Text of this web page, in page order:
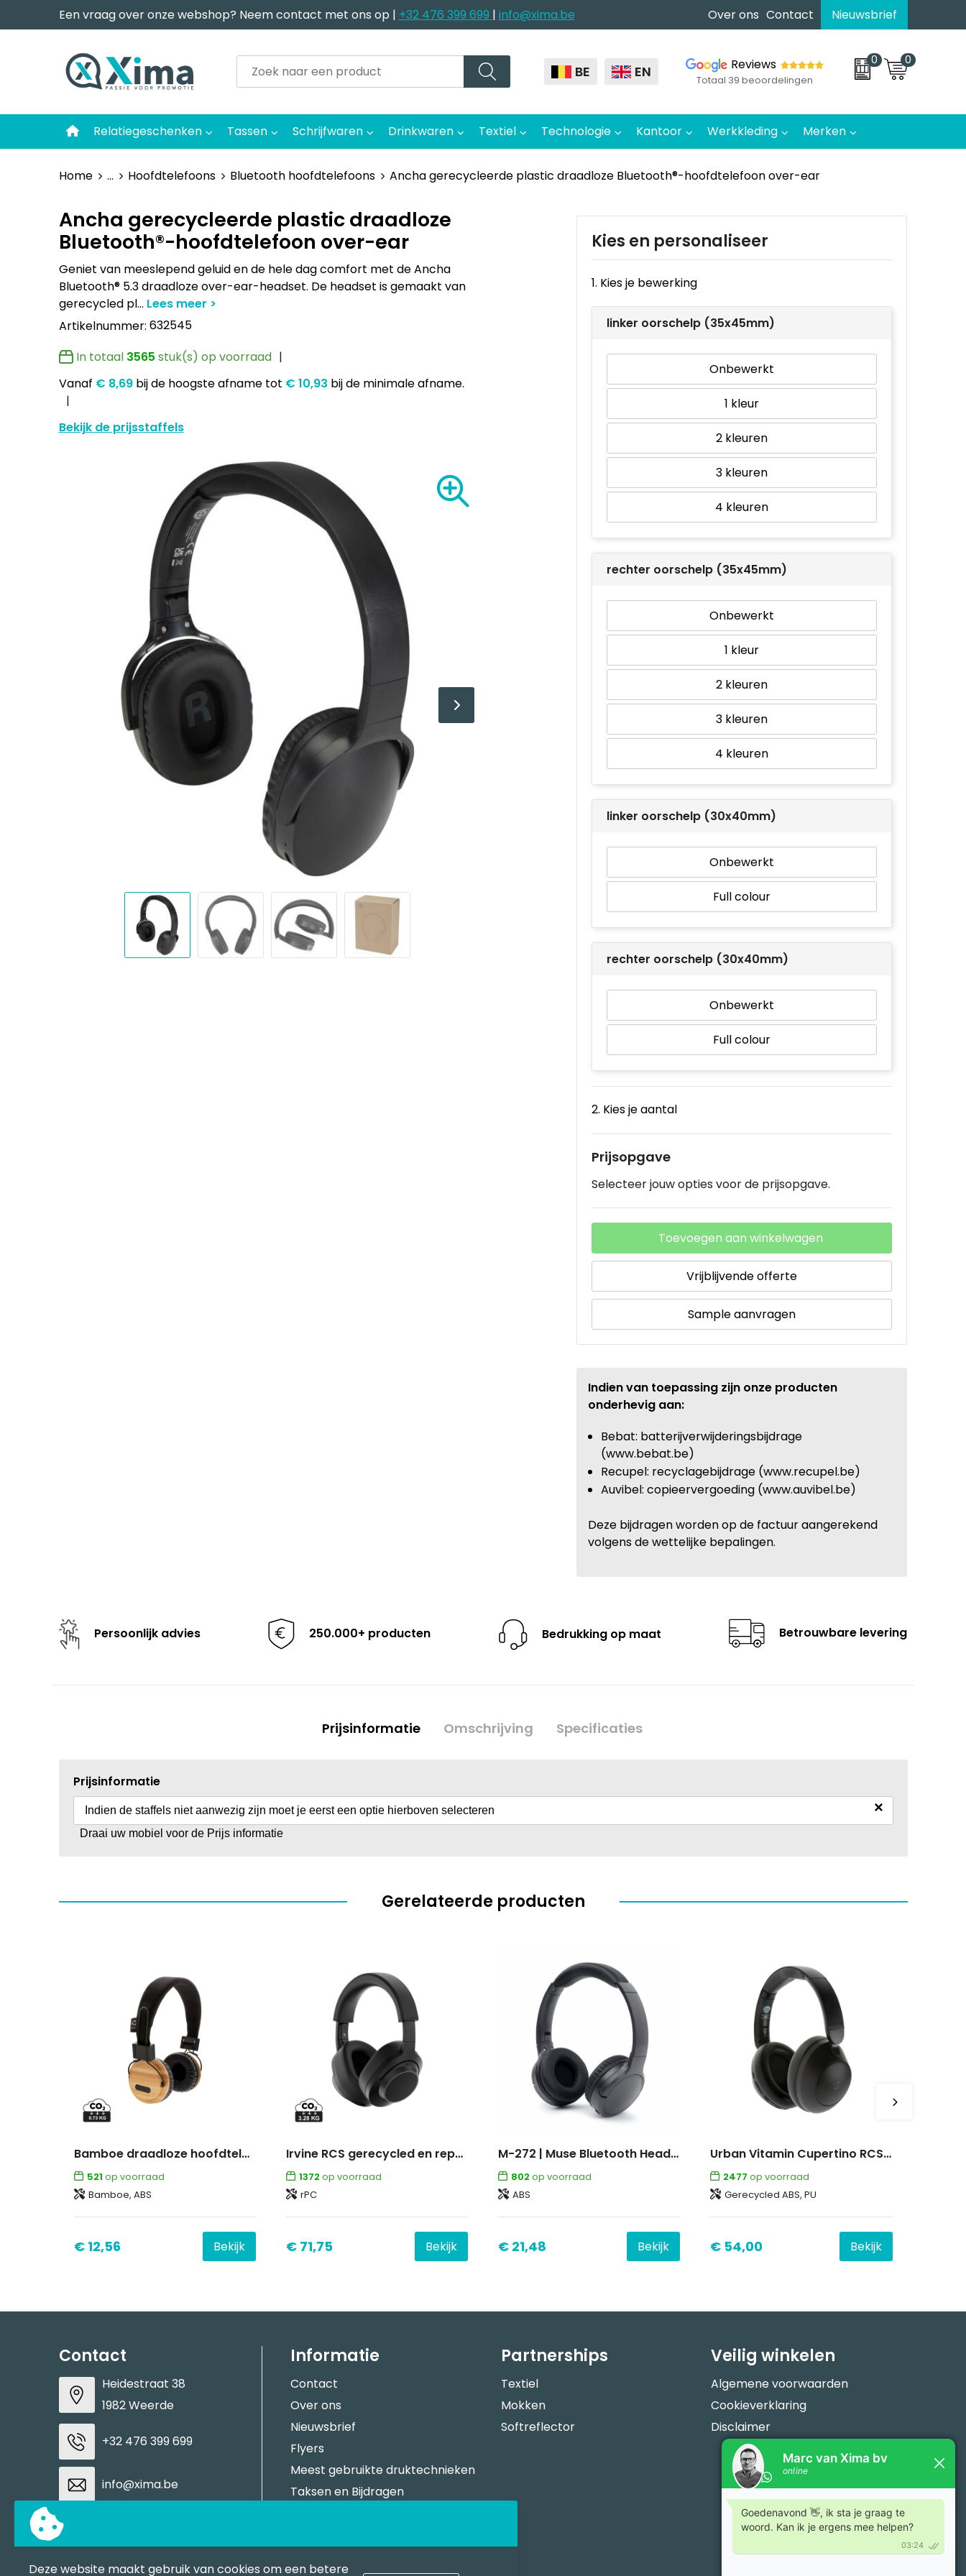
Een vraag over onze webshop? Neem contact met ons op | +32 476 399 699 | info@xima.be Over ons Contact Nieuwsbrief
BE EN Reviews
Totaal 39 beoordelingen
0 0
Relatiegeschenken Tassen Schrijfwaren Drinkwaren Textiel Technologie Kantoor Werkkleding Merken
Home ... Hoofdtelefoons Bluetooth hoofdtelefoons Ancha gerecycleerde plastic draadloze Bluetooth®-hoofdtelefoon over-ear
Ancha gerecycleerde plastic draadloze
Bluetooth®-hoofdtelefoon over-ear
Geniet van meeslepend geluid en de hele dag comfort met de Ancha
Bluetooth® 5.3 draadloze over-ear-headset. De headset is gemaakt van
gerecycled pl...
Artikelnummer: 632545
In totaal 3565 stuk(s) op voorraad
Vanaf € 8,69 bij de hoogste afnametot € 10,93 bij de minimale afname.
Bekijk de prijsstaffels
Kies en personaliseer
1. Kies je bewerking
linker oorschelp (35x45mm)
Onbewerkt
1
2
3
4
rechter oorschelp (35x45mm)
Onbewerkt
1
2
3
4
linker oorschelp (30x40mm)
Onbewerkt
Full colour
rechter oorschelp (30x40mm)
Onbewerkt
Full colour
2. Kies je aantal
Prijsopgave
Selecteer jouw opties voor de prijsopgave.
Toevoegen aan winkelwagen
Vrijblijvende offerte
Sample aanvragen
Indien van toepassing zijn onze producten
onderhevig aan:
Bebat: batterijverwijderingsbijdrage
(www.bebat.be)
Recupel: recyclagebijdrage (www.recupel.be)
Auvibel: copieervergoeding (www.auvibel.be)
Deze bijdragen worden op de factuur aangerekend
volgens de wettelijke bepalingen.
Persoonlijk advies 250.000+ producten Bedrukking op maat Betrouwbare levering
Prijsinformatie Omschrijving Specificaties
Prijsinformatie
Indien de staffels niet aanwezig zijn moet je eerst een optie hierboven selecteren ×
Draai uw mobiel voor de Prijs informatie
Gerelateerde producten
Bamboe draadloze hoofdtelefoon
521 op voorraad
Bamboe, ABS
€ 12,56 Bekijk
Irvine RCS gerecycled en repareerbare ANC hoofdtelefoon
1372 op voorraad
rPC
€ 71,75 Bekijk
M-272 | Muse Bluetooth Headphones
802 op voorraad
ABS
€ 21,48 Bekijk
Urban Vitamin Cupertino RCS rplastic ANC hoofdtelefoon
2477 op voorraad
Gerecycled ABS, PU
€ 54,00 Bekijk
Contact
Heidestraat 38
1982 Weerde
+32 476 399 699
info@xima.be
Informatie
Contact
Over ons
Nieuwsbrief
Flyers
Meest gebruikte druktechnieken
Taksen en Bijdragen
Partnerships
Textiel
Mokken
Softreflector
Veilig winkelen
Algemene voorwaarden
Cookieverklaring
Disclaimer
Deze website maakt gebruik van cookies om een betere